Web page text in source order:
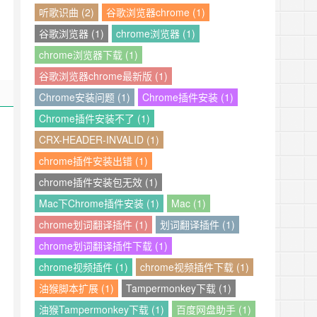
听歌识曲 (2)
谷歌浏览器chrome (1)
谷歌浏览器 (1)
chrome浏览器 (1)
chrome浏览器下载 (1)
谷歌浏览器chrome最新版 (1)
Chrome安装问题 (1)
Chrome插件安装 (1)
Chrome插件安装不了 (1)
CRX-HEADER-INVALID (1)
chrome插件安装出错 (1)
chrome插件安装包无效 (1)
Mac下Chrome插件安装 (1)
Mac (1)
chrome划词翻译插件 (1)
划词翻译插件 (1)
chrome划词翻译插件下载 (1)
chrome视频插件 (1)
chrome视频插件下载 (1)
油猴脚本扩展 (1)
Tampermonkey下载 (1)
油猴Tampermonkey下载 (1)
百度网盘助手 (1)